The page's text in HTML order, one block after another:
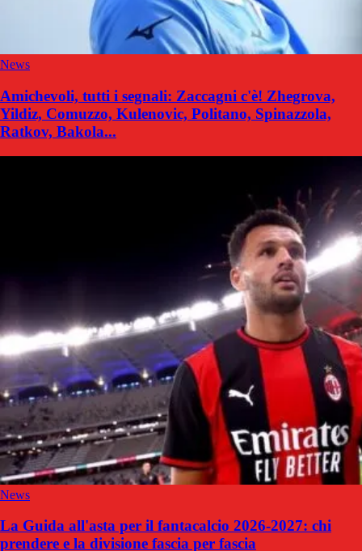
News
Amichevoli, tutti i segnali: Zaccagni c'è! Zhegrova,
Yildiz, Comuzzo, Kulenovic, Politano, Spinazzola,
Ratkov, Bakola...
News
La Guida all'asta per il fantacalcio 2026-2027: chi
prendere e la divisione fascia per fascia